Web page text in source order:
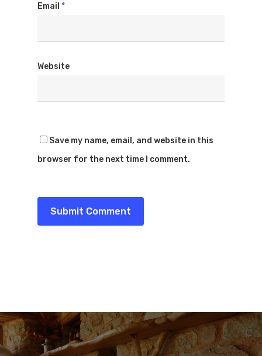
Email *
Website
Save my name, email, and website in this
browser for the next time I comment.